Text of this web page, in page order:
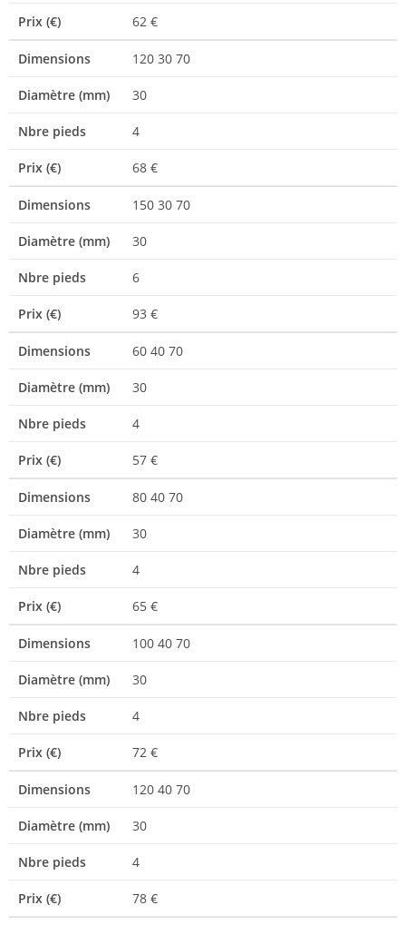
Prix (€) 62 €
Dimensions 120 30 70
Diamètre (mm) 30
Nbre pieds 4
Prix (€) 68 €
Dimensions 150 30 70
Diamètre (mm) 30
Nbre pieds 6
Prix (€) 93 €
Dimensions 60 40 70
Diamètre (mm) 30
Nbre pieds 4
Prix (€) 57 €
Dimensions 80 40 70
Diamètre (mm) 30
Nbre pieds 4
Prix (€) 65 €
Dimensions 100 40 70
Diamètre (mm) 30
Nbre pieds 4
Prix (€) 72 €
Dimensions 120 40 70
Diamètre (mm) 30
Nbre pieds 4
Prix (€) 78 €